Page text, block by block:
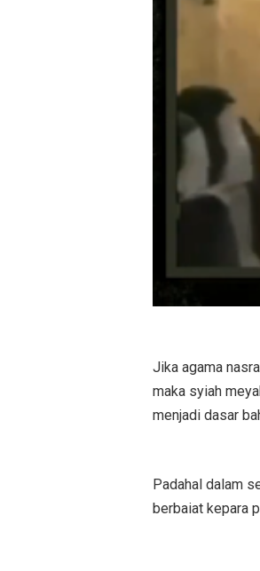
Jika agama
maka syiah
menjadi dasar
Padahal dalam
berbaiat kepara